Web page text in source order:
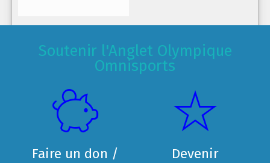
Soutenir l'Anglet Olympique
Omnisports
Faire un don /
Devenir